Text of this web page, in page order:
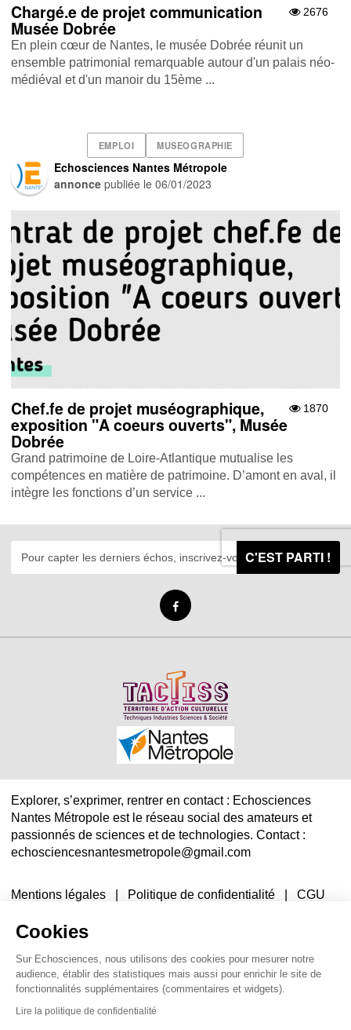
Cookies
Sur Echosciences, nous utilisons des cookies pour mesurer notre
audience, établir des statistiques mais aussi pour enrichir le site de
fonctionnalités supplémentaires (commentaires et widgets).
Lire la politique de confidentialité
2676
Chargé.e de projet communication
Musée Dobrée
En plein cœur de Nantes, le musée Dobrée réunit un
ensemble patrimonial remarquable autour d'un palais néo-
médiéval et d'un manoir du 15ème ...
EMPLOI MUSEOGRAPHIE
Echosciences Nantes Métropole
annonce publiée le06/01/2023
1870
Chef.fe de projet muséographique,
exposition "A coeurs ouverts", Musée
Dobrée
Grand patrimoine de Loire-Atlantique mutualise les
compétences en matière de patrimoine. D’amont en aval, il
intègre les fonctions d’un service ...
C'EST PARTI !
Explorer, s’exprimer, rentrer en contact : Echosciences
Nantes Métropole est le réseau social des amateurs et
passionnés de sciences et de technologies. Contact :
echosciencesnantesmetropole@gmail.com
Mentions légales Politique de confidentialité |CGU